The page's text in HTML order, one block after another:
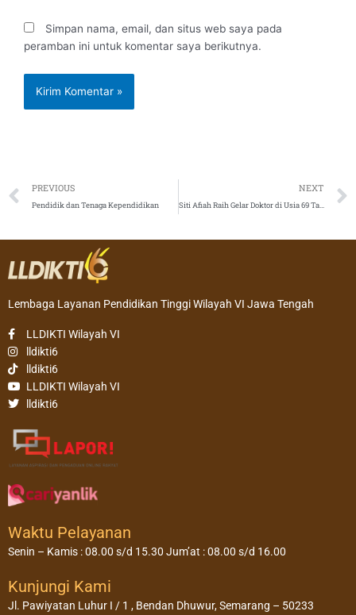
Simpan nama, email, dan situs web saya pada
peramban ini untuk komentar saya berikutnya.
Prev
PREVIOUS
Pendidik dan Tenaga Kependidikan
NEXT
Siti Afiah Raih Gelar Doktor di Usia 69 Tahun
Lembaga Layanan Pendidikan Tinggi Wilayah VI Jawa Tengah
LLDIKTI Wilayah VI
lldikti6
lldikti6
LLDIKTI Wilayah VI
lldikti6
Waktu Pelayanan
Senin – Kamis : 08.00 s/d 15.30 Jum’at : 08.00 s/d 16.00
Kunjungi Kami
Jl. Pawiyatan Luhur I / 1 , Bendan Dhuwur, Semarang – 50233